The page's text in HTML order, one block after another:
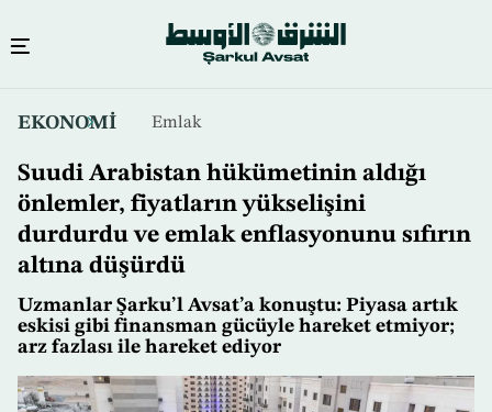
atla
EKONOMİ Emlak
Suudi Arabistan hükümetinin aldığı
önlemler, fiyatların yükselişini
durdurdu ve emlak enflasyonunu sıfırın
altına düşürdü
Uzmanlar Şarku’l Avsat’a konuştu: Piyasa artık
eskisi gibi finansman gücüyle hareket etmiyor;
arz fazlası ile hareket ediyor